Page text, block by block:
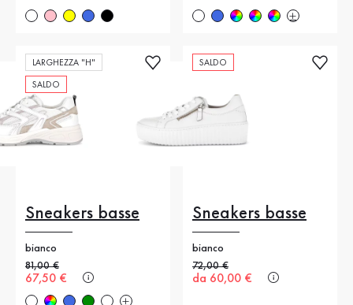
LARGHEZZA "H"
SALDO
Sneakers basse
bianco
Prezzo precedente
81,00 €
Nuovo prezzo
67,50 €
SALDO
Sneakers basse
bianco
Prezzo precedente
72,00 €
Nuovo prezzo
da 60,00 €